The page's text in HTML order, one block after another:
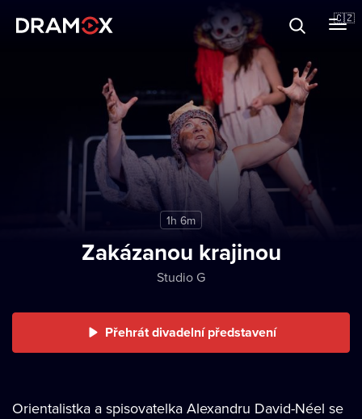
🇨🇿
Registrujte se
1h 6m
Zakázanou krajinou
Studio G
Přehrát divadelní představení
Orientalistka a spisovatelka Alexandru David-Néel se